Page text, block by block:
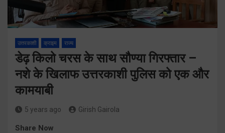
उत्तरकाशी क्राइम राज्य
डेढ़ किलो चरस के साथ सौण्या गिरफ्तार –
नशे के खिलाफ उत्तरकाशी पुलिस को एक और
कामयाबी
5 years ago Girish Gairola
Share Now